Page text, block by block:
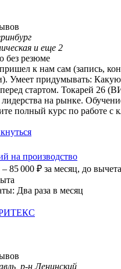
и еще 2
без резюме
к нам сам (запись,
Умеет придумывать:
стартом. Токарей 26
лидерства на рынке.
полный курс по работе с
на производство
– 85 000 ₽ за месяц, до
Два раза в месяц
р-н Ленинский